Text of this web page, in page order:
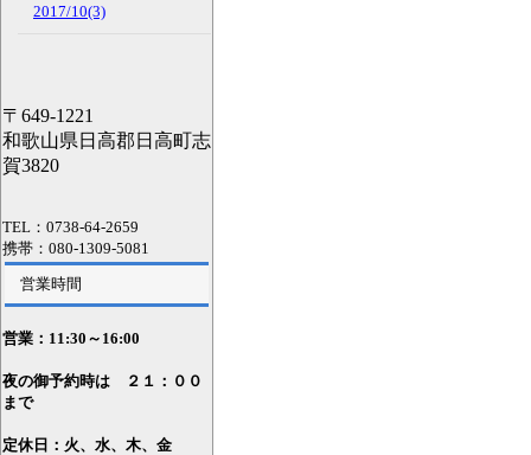
2017/10(3)
〒649-1221
和歌山県日高郡日高町志
賀3820
TEL：0738-64-2659
携帯：080-1309-5081
営業時間
営業：11:30～16:00
夜の御予約時は ２１：００
まで
定休日：火、水、木、金